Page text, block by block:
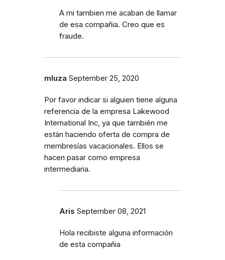
A mi tambien me acaban de llamar
de esa compañia. Creo que es
fraude.
mluza September 25, 2020
Por favor indicar si alguien tiene alguna
referencia de la empresa Lakewood
International Inc, ya que también me
están haciendo oferta de compra de
membresías vacacionales. Ellos se
hacen pasar como empresa
intermediaria.
Aris September 08, 2021
Hola recibiste alguna información
de esta compañia